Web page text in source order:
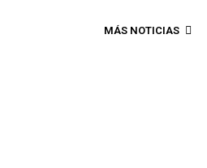
MÁS NOTICIAS